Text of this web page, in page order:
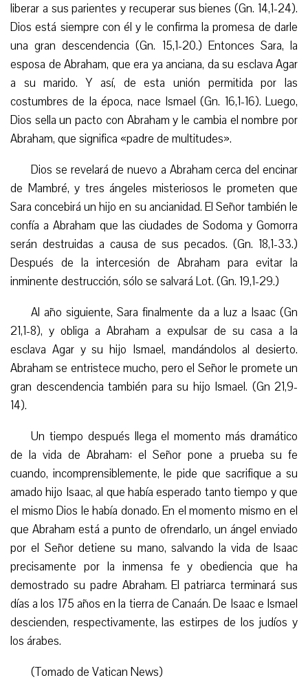
liberar a sus parientes y recuperar sus bienes (Gn. 14,1-24).
Dios está siempre con él y le confirma la promesa de darle
una gran descendencia (Gn. 15,1-20.) Entonces Sara, la
esposa de Abraham, que era ya anciana, da su esclava Agar
a su marido. Y así, de esta unión permitida por las
costumbres de la época, nace Ismael (Gn. 16,1-16). Luego,
Dios sella un pacto con Abraham y le cambia el nombre por
Abraham, que significa «padre de multitudes».
Dios se revelará de nuevo a Abraham cerca del encinar
de Mambré, y tres ángeles misteriosos le prometen que
Sara concebirá un hijo en su ancianidad. El Señor también le
confía a Abraham que las ciudades de Sodoma y Gomorra
serán destruidas a causa de sus pecados. (Gn. 18,1-33.)
Después de la intercesión de Abraham para evitar la
inminente destrucción, sólo se salvará Lot. (Gn. 19,1-29.)
Al año siguiente, Sara finalmente da a luz a Isaac (Gn
21,1-8), y obliga a Abraham a expulsar de su casa a la
esclava Agar y su hijo Ismael, mandándolos al desierto.
Abraham se entristece mucho, pero el Señor le promete un
gran descendencia también para su hijo Ismael. (Gn 21,9-
14).
Un tiempo después llega el momento más dramático
de la vida de Abraham: el Señor pone a prueba su fe
cuando, incomprensiblemente, le pide que sacrifique a su
amado hijo Isaac, al que había esperado tanto tiempo y que
el mismo Dios le había donado. En el momento mismo en el
que Abraham está a punto de ofrendarlo, un ángel enviado
por el Señor detiene su mano, salvando la vida de Isaac
precisamente por la inmensa fe y obediencia que ha
demostrado su padre Abraham. El patriarca terminará sus
días a los 175 años en la tierra de Canaán. De Isaac e Ismael
descienden, respectivamente, las estirpes de los judíos y
los árabes.
(Tomado de Vatican News)